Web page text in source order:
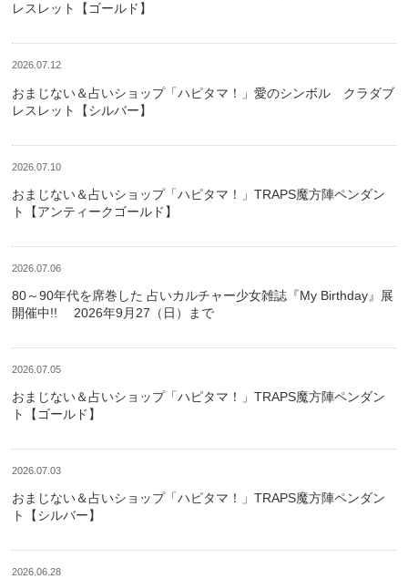
レスレット【ゴールド】
2026.07.12
おまじない＆占いショップ「ハピタマ！」愛のシンボル クラダブ
レスレット【シルバー】
2026.07.10
おまじない＆占いショップ「ハピタマ！」TRAPS魔方陣ペンダン
ト【アンティークゴールド】
2026.07.06
80～90年代を席巻した 占いカルチャー少女雑誌『My Birthday』展
開催中!! 2026年9月27（日）まで
2026.07.05
おまじない＆占いショップ「ハピタマ！」TRAPS魔方陣ペンダン
ト【ゴールド】
2026.07.03
おまじない＆占いショップ「ハピタマ！」TRAPS魔方陣ペンダン
ト【シルバー】
2026.06.28